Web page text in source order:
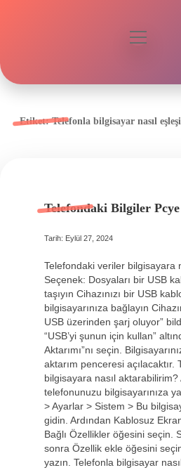
Yasal Uyarı
menüyü
aç
Etiket:Telefonla bilgisayar nasıl
Telefondaki Bilgiler Pcye
Tarih: Eylül 27, 2024
Telefondaki veriler bilgisayara
Seçenek: Dosyaları bir USB
taşıyın Cihazınızı bir USB
bilgisayarınıza bağlayın
USB üzerinden şarj oluyor”
“USB’yi şunun için kullan”
Aktarımı”nı seçin.
aktarım penceresi açılacaktır.
bilgisayara nasıl aktarabilirim?
telefonunuzu bilgisayarınıza
> Ayarlar > Sistem > Bu
gidin. Ardından Kablosuz
Bağlı Özellikler öğesini seçin.
sonra Özellik ekle öğesini
yazın. Telefonla bilgisayar